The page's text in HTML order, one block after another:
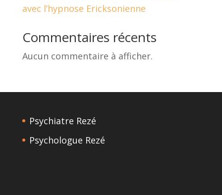
avec l’hypnose Ericksonienne
Commentaires récents
Aucun commentaire à afficher.
Psychiatre Rezé
Psychologue Rezé